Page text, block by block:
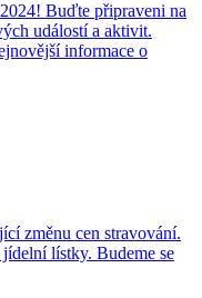
Buďte připraveni na
událostí a aktivit.
informace o
změnu cen stravování.
lístky. Budeme se